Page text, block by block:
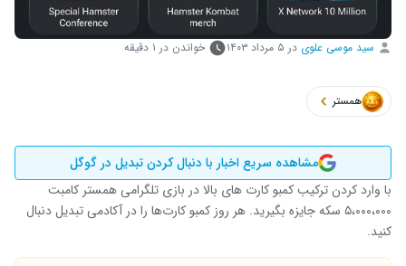
سید موسی علوی در ۵ مرداد ۱۴۰۳ خواندن در ۱ دقیقه
همستر
مشاهده سریع اخبار با دنبال کردن تبدیل در گوگل
با وارد کردن ترکیب کمبو کارت های بالا در بازی تلگرامی همستر کامبت
۵،۰۰۰،۰۰۰ سکه جایزه بگیرید. هر روز کمبو کارت‌ها را در آکادمی تبدیل دنبال
کنید.